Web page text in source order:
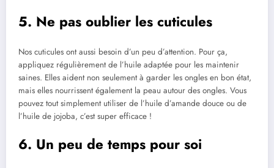
5. Ne pas oublier les cuticules
Nos cuticules ont aussi besoin d’un peu d’attention. Pour ça,
appliquez régulièrement de l’huile adaptée pour les maintenir
saines. Elles aident non seulement à garder les ongles en bon état,
mais elles nourrissent également la peau autour des ongles. Vous
pouvez tout simplement utiliser de l’huile d’amande douce ou de
l’huile de jojoba, c’est super efficace !
6. Un peu de temps pour soi